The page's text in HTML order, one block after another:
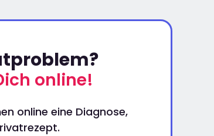
online!
online eine Diagnose,